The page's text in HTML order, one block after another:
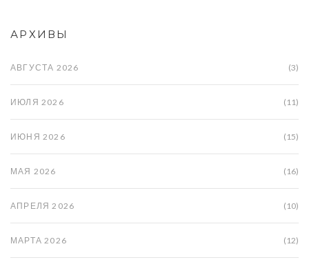
АРХИВЫ
АВГУСТА 2026 (3)
ИЮЛЯ 2026 (11)
ИЮНЯ 2026 (15)
МАЯ 2026 (16)
АПРЕЛЯ 2026 (10)
МАРТА 2026 (12)